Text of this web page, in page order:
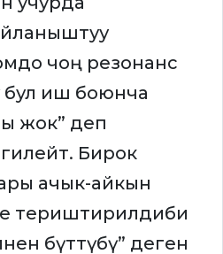
чоң резонанс
бул иш боюнча
жок” деп
Бирок
ачык-айкын
териштирилдиби
бүттүбү” деген